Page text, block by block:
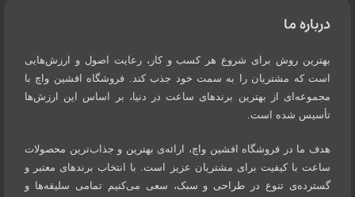
درباره ما
بهترین روش برای شروع هر کسب و کار، رعایت اصول و ارزش‌هایی
است که مشتریان را به سمت خود جذب کند. فروشگاه افشین واچ با
مجموعه‌ای از بهترین برندهای ساعت در دنیا، بر اساس این ارزش‌ها
تأسیس شده است.
هدف ما در فروشگاه افشین واچ، ارائه‌ی بهترین و جذاب‌ترین محصولات
ساعت با کیفیت برای مشتریان عزیز است. با انتخاب برندهای معتبر و
گسترده‌ی تنوع در طراحی و سبک، سعی می‌کنیم تمامی سلیقه‌ها و